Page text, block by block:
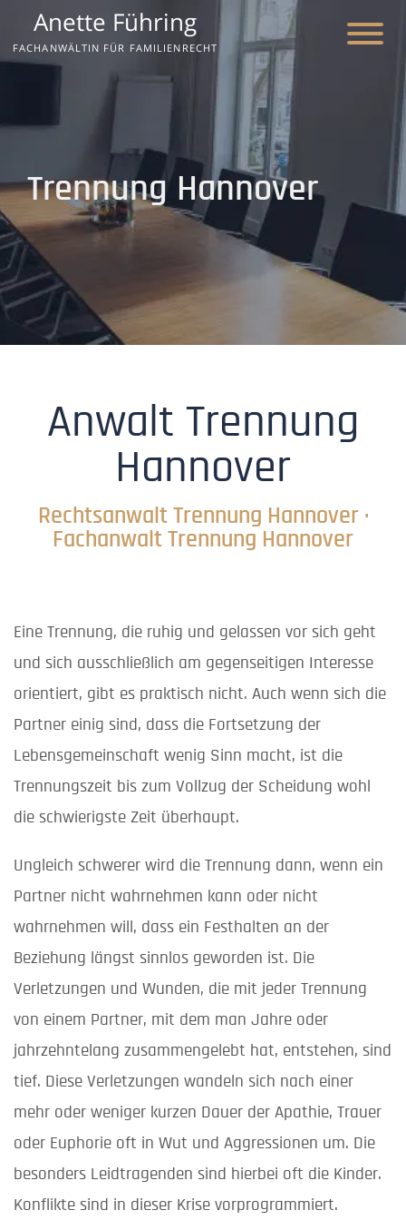
Anette Führing
FACHANWÄLTIN FÜR FAMILIENRECHT
Trennung Hannover
Anwalt Trennung
Hannover
Rechtsanwalt Trennung Hannover ·
Fachanwalt Trennung Hannover
Eine Trennung, die ruhig und gelassen vor sich geht
und sich ausschließlich am gegenseitigen Interesse
orientiert, gibt es praktisch nicht. Auch wenn sich die
Partner einig sind, dass die Fortsetzung der
Lebensgemeinschaft wenig Sinn macht, ist die
Trennungszeit bis zum Vollzug der Scheidung wohl
die schwierigste Zeit überhaupt.
Ungleich schwerer wird die Trennung dann, wenn ein
Partner nicht wahrnehmen kann oder nicht
wahrnehmen will, dass ein Festhalten an der
Beziehung längst sinnlos geworden ist. Die
Verletzungen und Wunden, die mit jeder Trennung
von einem Partner, mit dem man Jahre oder
jahrzehntelang zusammengelebt hat, entstehen, sind
tief. Diese Verletzungen wandeln sich nach einer
mehr oder weniger kurzen Dauer der Apathie, Trauer
oder Euphorie oft in Wut und Aggressionen um. Die
besonders Leidtragenden sind hierbei oft die Kinder.
Konflikte sind in dieser Krise vorprogrammiert.